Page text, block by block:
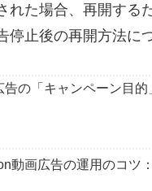
れた場合、再開する
停止後の再開方法に
告の「キャンペーン目
動画広告の運用のコツ